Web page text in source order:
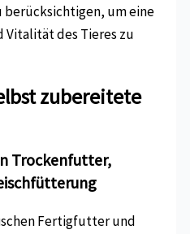
berücksichtigen, um eine
des Tieres zu
zubereitete
Trockenfutter,
Fertigfutter und